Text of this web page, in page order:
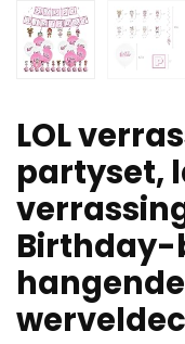
LOL
partyset,
Birthday-
hangende